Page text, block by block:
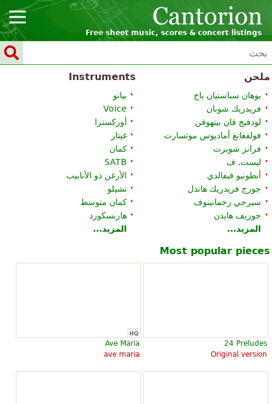
Free sheet music, scores & concert listings
ملحن
يوهان سباستيان باخ
فريدريك شوبان
لودفيج فان بيتهوفن
فولفغانغ أماديوس موتسارت
فرانز شوبرت
ليست, ف
أنطونيو فيفالدي
جورج فريدريك هاندل
سيرجي رخمانينوف
جوزيف هايدن
المزيد...
Instruments
بيانو
Voice
أوركسترا
غيتار
كمان
SATB
الأرغن ذو الأنابيب
تشيلو
كمان متوسط
هاربسكورد
المزيد...
Most popular pieces
24 Preludes
Original version
Ave Maria
ave maria